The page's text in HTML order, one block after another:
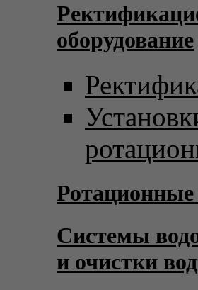
оборудование
Системы
и очистки